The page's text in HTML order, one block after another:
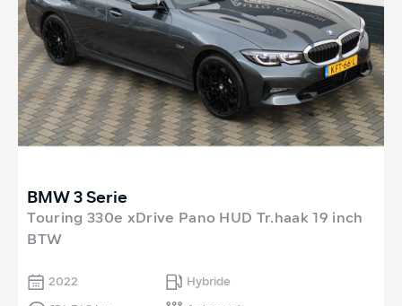
BMW 3 Serie
Touring 330e xDrive Pano HUD Tr.haak 19 inch
BTW
2022
Hybride